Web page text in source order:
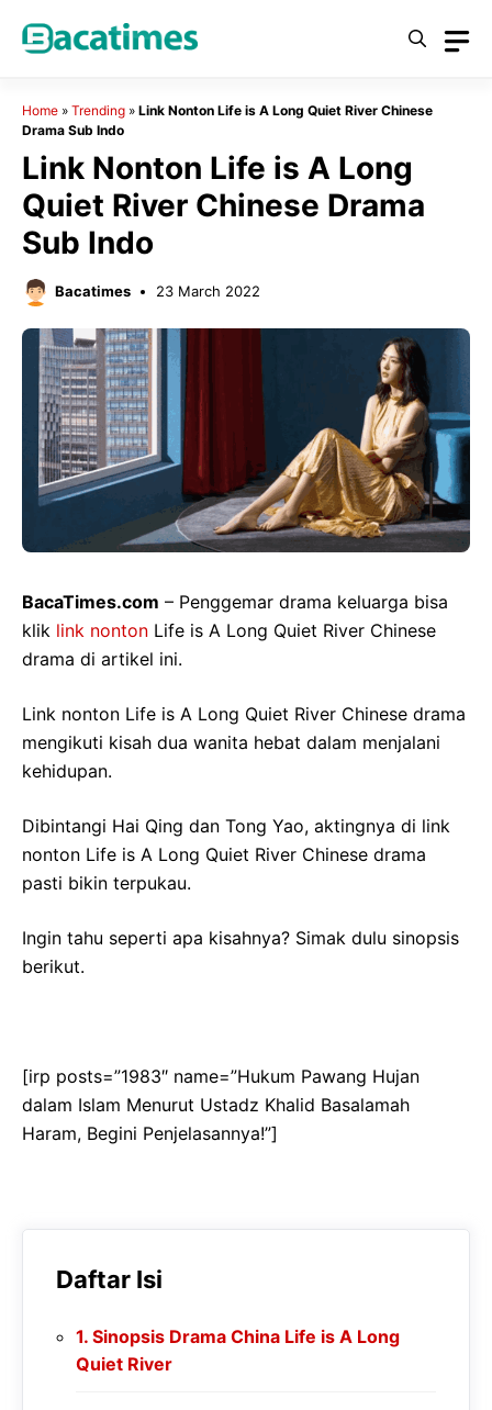
Home » Trending » Link Nonton Life is A Long Quiet River Chinese
Drama Sub Indo
Link Nonton Life is A Long
Quiet River Chinese Drama
Sub Indo
Bacatimes 23 March 2022
BacaTimes.com – Penggemar drama keluarga bisa
klik link nonton Life is A Long Quiet River Chinese
drama di artikel ini.
Link nonton Life is A Long Quiet River Chinese drama
mengikuti kisah dua wanita hebat dalam menjalani
kehidupan.
Dibintangi Hai Qing dan Tong Yao, aktingnya di link
nonton Life is A Long Quiet River Chinese drama
pasti bikin terpukau.
Ingin tahu seperti apa kisahnya? Simak dulu sinopsis
berikut.
[irp posts=”1983″ name=”Hukum Pawang Hujan
dalam Islam Menurut Ustadz Khalid Basalamah
Haram, Begini Penjelasannya!”]
Daftar Isi
Sinopsis Drama China Life is A Long
Quiet River